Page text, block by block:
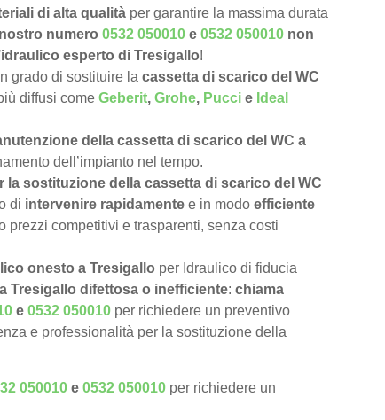
di alta qualità per garantire la massima durata
numero 0532 050010 e 0532 050010 non
esperto di Tresigallo!
grado di sostituire la cassetta di scarico del WC
diffusi come Geberit, Grohe, Pucci e Ideal
della cassetta di scarico del WC a
dell’impianto nel tempo.
la sostituzione della cassetta di scarico del WC
di intervenire rapidamente e in modo efficiente
competitivi e trasparenti, senza costi
onesto a Tresigallo per Idraulico di fiducia
Tresigallo difettosa o inefficiente: chiama
e 0532 050010 per richiedere un preventivo
e professionalità per la sostituzione della
050010 e 0532 050010 per richiedere un